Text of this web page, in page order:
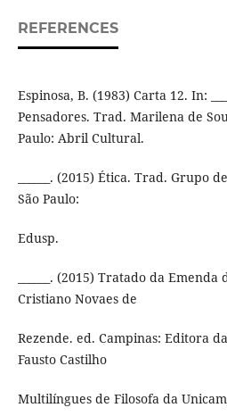
REFERENCES
Espinosa, B. (1983) Carta 12. In:
Pensadores. Trad. Marilena de
Paulo: Abril Cultural.
______. (2015) Ética. Trad. Grupo
São Paulo:
Edusp.
______. (2015) Tratado da
Cristiano Novaes de
Rezende. ed. Campinas: Editora
Fausto Castilho
Multilíngues de Filosofa da